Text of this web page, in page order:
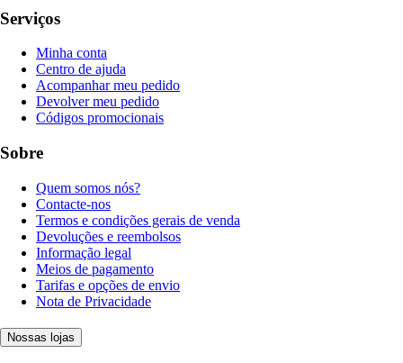
Serviços
Minha conta
Centro de ajuda
Acompanhar meu pedido
Devolver meu pedido
Códigos promocionais
Sobre
Quem somos nós?
Contacte-nos
Termos e condições gerais de venda
Devoluções e reembolsos
Informação legal
Meios de pagamento
Tarifas e opções de envio
Nota de Privacidade
Nossas lojas